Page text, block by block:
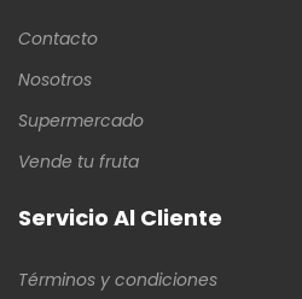
Contacto
Nosotros
Supermercado
Vende tu fruta
Servicio Al Cliente
Términos y condiciones